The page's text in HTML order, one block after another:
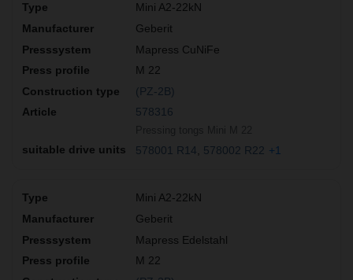
Mini A2-22kN
Geberit
Mapress CuNiFe
M 22
(PZ-2B)
578316
578001 R14 578002 R22 +1
Mini A2-22kN
Geberit
Mapress Edelstahl
M 22